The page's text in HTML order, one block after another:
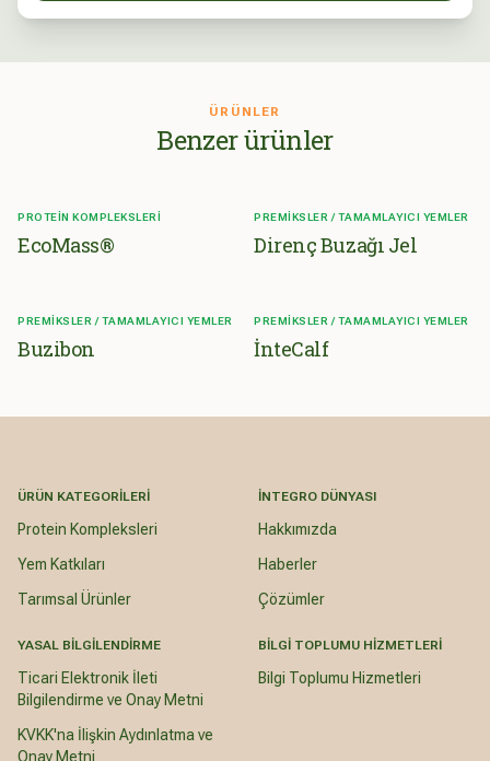
ÜRÜNLER
Benzer ürünler
PROTEIN KOMPLEKSLERI
EcoMass®
PREMIKSLER / TAMAMLAYICI YEMLER
Direnç Buzağı Jel
PREMIKSLER / TAMAMLAYICI YEMLER
Buzibon
PREMIKSLER / TAMAMLAYICI YEMLER
İnteCalf
ÜRÜN KATEGORILERI
Protein Kompleksleri
Yem Katkıları
Tarımsal Ürünler
İNTEGRO DÜNYASI
Hakkımızda
Haberler
Çözümler
YASAL BILGILENDIRME
Ticari Elektronik İleti
Bilgilendirme ve Onay Metni
KVKK'na İlişkin Aydınlatma ve
Onay Metni
BILGI TOPLUMU HIZMETLERI
Bilgi Toplumu Hizmetleri